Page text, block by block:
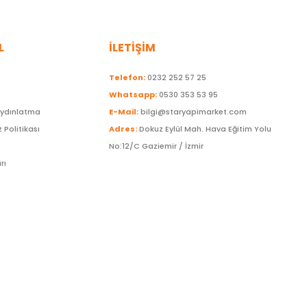
Politikası
İLETİŞİM
Telefon:0232 252 57 25
Whatsapp:0530 353 53 95
E-Mail:bilgi@staryapimarket.com
Adres:Dokuz Eylül Mah. Hava Eğitim Yolu
No:12/C Gaziemir / İzmir